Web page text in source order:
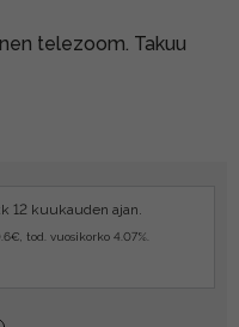
telezoom. Takuu
12 kuukauden ajan.
tod. vuosikorko 4.07%.